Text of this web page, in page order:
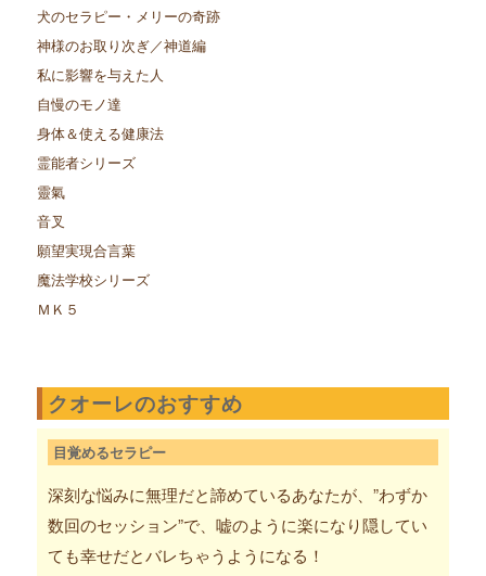
犬のセラピー・メリーの奇跡
神様のお取り次ぎ／神道編
私に影響を与えた人
自慢のモノ達
身体＆使える健康法
霊能者シリーズ
靈氣
音叉
願望実現合言葉
魔法学校シリーズ
ＭＫ５
クオーレのおすすめ
目覚めるセラピー
深刻な悩みに無理だと諦めているあなたが、”わずか
数回のセッション”で、嘘のように楽になり隠してい
ても幸せだとバレちゃうようになる！